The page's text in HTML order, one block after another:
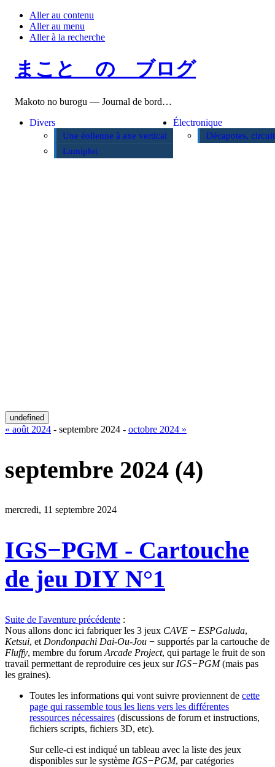
Aller au contenu
Aller au menu
Aller à la recherche
まこと の ブログ
Makoto no burogu — Journal de bord…
Divers
Une éolienne à axe vertical
Lumiplot
Électronique
Décapotes,
undefined
« août 2024 - septembre 2024 - octobre 2024 »
septembre 2024 (4)
mercredi, 11 septembre 2024
IGS−PGM - Cartouche
de jeu DIY N°1
Suite de l'aventure précédente :
Nous allons donc ici fabriquer les 3 jeux CAVE − ESPGaluda,
Ketsui, et Dondonpachi Dai-Ou-Jou − supportés par la cartouche de
Fluffy, membre du forum Arcade Project, qui partage le fruit de son
travail permettant de reproduire ces jeux sur IGS−PGM(mais pas
les graines).
Toutes les informations qui vont suivre proviennent de cette
page qui rassemble tous les liens vers les différentes
ressources nécessaires (discussions de forum et instructions,
fichiers scripts, fichiers 3D, etc).
Sur celle-ci est indiqué un tableau avec la liste des jeux
disponibles sur le système IGS−PGM, par catégories